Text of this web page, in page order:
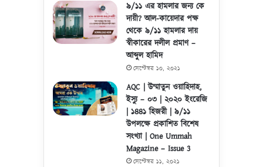
৯/১১ এর হামলার জন্য কে
দায়ী? আল-কায়েদার পক্ষ
থেকে ৯/১১ হামলার দায়
স্বীকারের দলীল প্রমাণ –
আব্দুল হামিদ
সেপ্টেম্বর ১০, ২০২১
AQC | উম্মাতুন ওয়াহিদাহ,
ইস্যু – ০৩ | ২০২০ ইংরেজি
| ১৪৪১ হিজরী | ৯/১১
উপলক্ষে প্রকাশিত বিশেষ
সংখ্যা | One Ummah
Magazine – Issue 3
সেপ্টেম্বর ১১, ২০২১